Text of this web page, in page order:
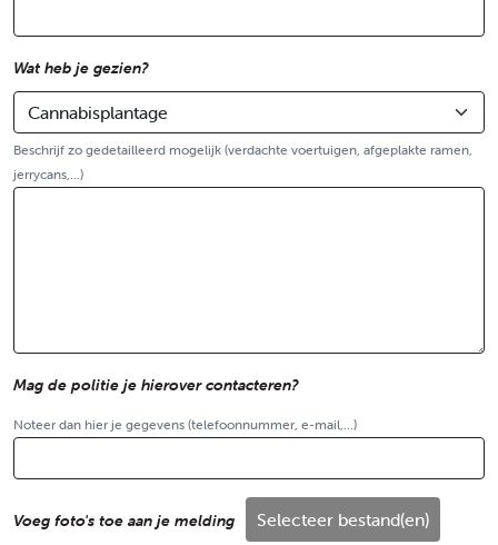
Wat heb je gezien?
Beschrijf zo gedetailleerd mogelijk (verdachte voertuigen, afgeplakte ramen,
jerrycans,...)
Mag de politie je hierover contacteren?
Noteer dan hier je gegevens (telefoonnummer, e-mail,...)
Voeg foto's toe aan je melding Selecteer bestand(en)